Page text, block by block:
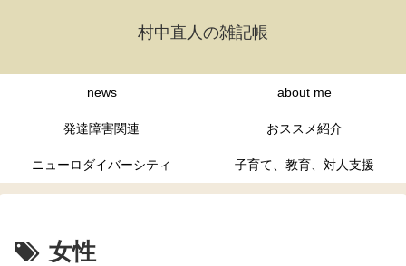
村中直人の雑記帳
news about me
発達障害関連 おススメ紹介
ニューロダイバーシティ 子育て、教育、対人支援
女性